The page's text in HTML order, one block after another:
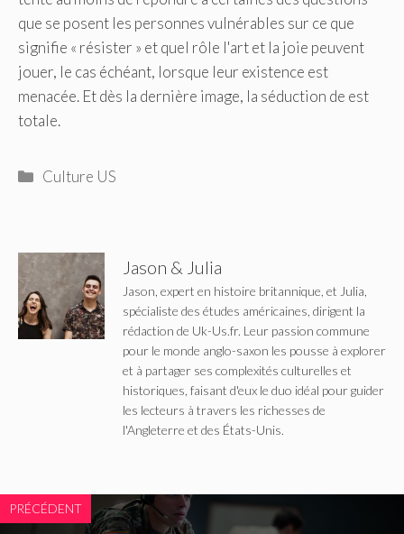
que se posent les personnes vulnérables sur ce que
signifie « résister » et quel rôle l'art et la joie peuvent
jouer, le cas échéant, lorsque leur existence est
menacée. Et dès la dernière image, la séduction de est
totale.
Catégories
Culture US
Jason & Julia
Jason, expert en histoire britannique, et Julia,
spécialiste des études américaines, dirigent la
rédaction de Uk-Us.fr. Leur passion commune
pour le monde anglo-saxon les pousse à explorer
et à partager ses complexités culturelles et
historiques, faisant d'eux le duo idéal pour guider
les lecteurs à travers les richesses de
l'Angleterre et des États-Unis.
PRÉCÉDENT